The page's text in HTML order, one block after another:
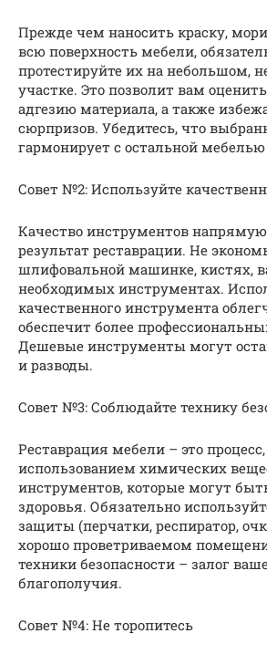
Прежде чем наносить краску,
всю поверхность мебели,
протестируйте их на небольшом,
участке. Это позволит вам
адгезию материала, а также
сюрпризов. Убедитесь, что
гармонирует с остальной
Совет №2: Используйте
Качество инструментов
результат реставрации. Не
шлифовальной машинке, кистях,
необходимых инструментах.
качественного инструмента
обеспечит более
Дешевые инструменты могут
и разводы.
Совет №3: Соблюдайте технику
Реставрация мебели – это
использованием химических
инструментов, которые могут
здоровья. Обязательно
защиты (перчатки, респиратор,
хорошо проветриваемом
техники безопасности – залог
благополучия.
Совет №4: Не торопитесь